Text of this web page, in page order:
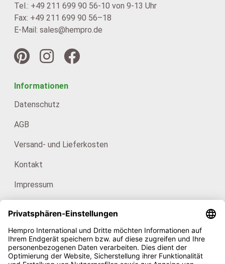
Tel.: +49 211 699 90 56-10 von 9-13 Uhr
Fax: +49 211 699 90 56–18
E-Mail: sales@hempro.de
Informationen
Datenschutz
AGB
Versand- und Lieferkosten
Kontakt
Impressum
Unsere Zertifikate